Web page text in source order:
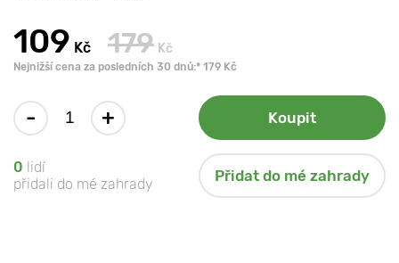
109 Kč 179 Kč
Nejnižší cena za posledních 30 dnů:* 179 Kč
- + Koupit
0 lidí
přidali do mé zahrady
Přidat do mé zahrady